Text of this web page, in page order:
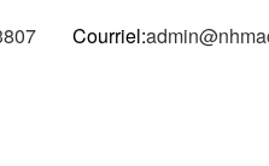
Courriel: